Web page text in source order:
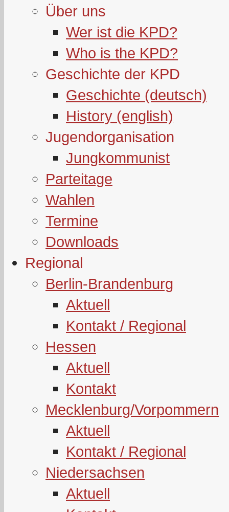
Über uns
Wer ist die KPD?
Who is the KPD?
Geschichte der KPD
Geschichte (deutsch)
History (english)
Jugendorganisation
Jungkommunist
Parteitage
Wahlen
Termine
Downloads
Regional
Berlin-Brandenburg
Aktuell
Kontakt / Regional
Hessen
Aktuell
Kontakt
Mecklenburg/Vorpommern
Aktuell
Kontakt / Regional
Niedersachsen
Aktuell